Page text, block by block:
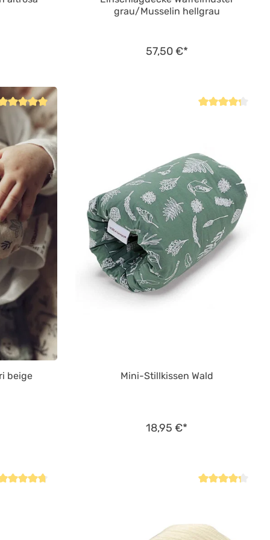
grau/Musselin hellgrau
57,50 €*
Durchschnittliche Bewertung von 5 von 5 Sternen
beige Mini-Stillkissen Wald
18,95 €*